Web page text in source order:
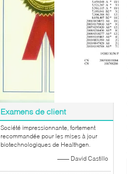
Examens de client
Société impressionnante, fortement
recommandée pour les mises à jour
biotechnologiques de Healthgen.
—— David Castillo